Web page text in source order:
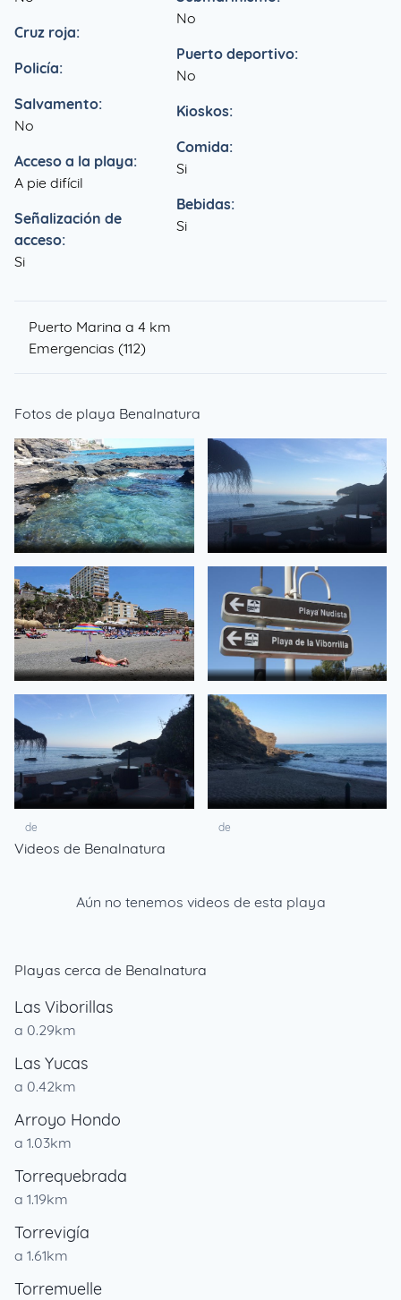
Cruz roja:
Policía:
Salvamento:
No
Acceso a la playa:
A pie difícil
Señalización de
acceso:
Si
No
Puerto deportivo:
No
Kioskos:
Comida:
Si
Bebidas:
Si
Puerto Marina a 4 km
Emergencias (112)
Fotos de playa Benalnatura
de
de de
Videos de Benalnatura
Aún no tenemos videos de esta playa
Playas cerca de Benalnatura
Las Viborillas
a 0.29km
Las Yucas
a 0.42km
Arroyo Hondo
a 1.03km
Torrequebrada
a 1.19km
Torrevigía
a 1.61km
Torremuelle